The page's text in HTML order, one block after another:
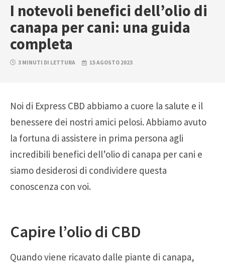
I notevoli benefici dell’olio di
canapa per cani: una guida
completa
3 MINUTI DI LETTURA 15 AGOSTO 2023
Noi di Express CBD abbiamo a cuore la salute e il
benessere dei nostri amici pelosi. Abbiamo avuto
la fortuna di assistere in prima persona agli
incredibili benefici dell’olio di canapa per cani e
siamo desiderosi di condividere questa
conoscenza con voi.
Capire l’olio di CBD
Quando viene ricavato dalle piante di canapa,